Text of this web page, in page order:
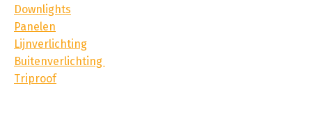
Downlights
Panelen
Lijnverlichting
Buitenverlichting
Triproof